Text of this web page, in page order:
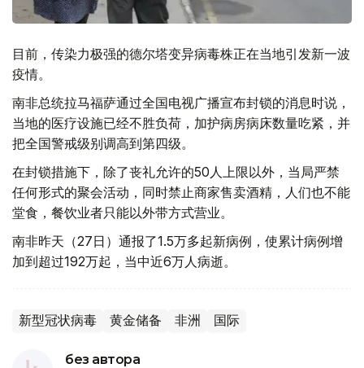
目前，传染力极强的德尔塔变异病毒株正在当地引发新一波
疫情。
南非总统拉马福萨通过全国电视广播宣布封锁的消息时说，
当地的医疗设施已经不胜负荷，加护病房病床数量吃紧，并
把全国警戒级别调高到第四级。
在封锁措施下，除了丧礼允许的50人上限以外，当局严禁
任何形式的聚会活动，同时禁止商家售卖酒精，人们也不能
堂食，餐饮业者只能以外带方式营业。
南非昨天（27日）通报了1.5万多起新病例，使累计病例增
加到超过192万起，当中近6万人病逝。
新型冠状病毒 黄金储备 非洲 国际
без автора